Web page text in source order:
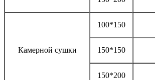
Камерной сушки
100*150
150*150
150*200